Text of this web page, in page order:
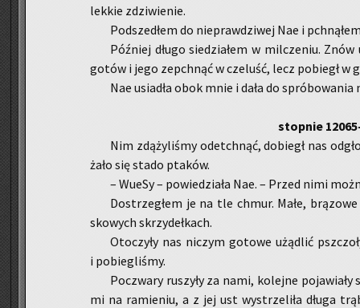
lek­kie zdzi­wie­nie.
Pod­sze­dłem do nie­praw­dzi­wej Nae i
Póź­niej długo sie­dzia­łem w mil­cze­niu.
gotów i jego ze­pchnąć w cze­luść, lecz po­biegł w
Nae usia­dła obok mnie i dała do
stop­nie
Nim zdą­ży­li­śmy ode­tchnąć, do­biegł nas
ża­ło się stado pta­ków.
– WueSy – po­wie­dzia­ła Nae. – Przed nimi
Do­strze­głem je na tle chmur. Małe,
sko­wych skrzy­deł­kach.
Oto­czy­ły nas ni­czym go­to­we użą­dlić
i po­bie­gli­śmy.
Po­czwa­ry ru­szy­ły za nami, ko­lej­ne
mi na ra­mie­niu, a z jej ust wy­strze­li­ła długa